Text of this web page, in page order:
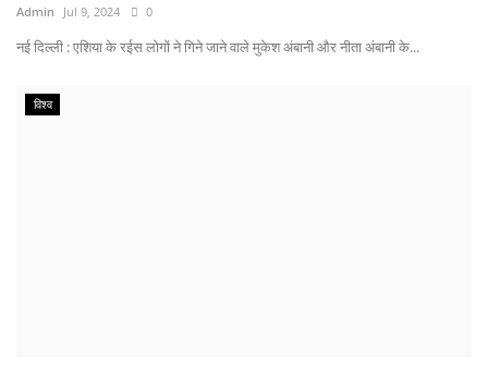
Admin Jul 9, 2024 0
नई दिल्ली : एशिया के रईस लोगों ने गिने जाने वाले मुकेश अंबानी और नीता अंबानी के...
विश्व